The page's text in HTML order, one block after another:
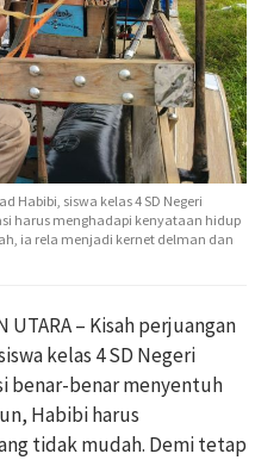
Habibi, siswa kelas 4 SD Negeri
harus menghadapi kenyataan hidup
ia rela menjadi kernet delman dan
UTARA – Kisah perjuangan
kelas 4 SD Negeri
benar-benar menyentuh
Habibi harus
tidak mudah. Demi tetap